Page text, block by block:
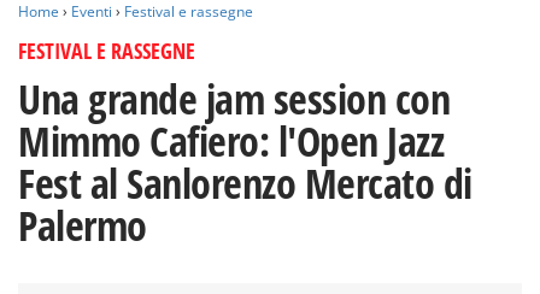
Home › Eventi › Festival e rassegne
FESTIVAL E RASSEGNE
Una grande jam session con
Mimmo Cafiero: l'Open Jazz
Fest al Sanlorenzo Mercato di
Palermo